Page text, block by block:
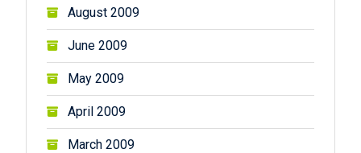
August 2009
June 2009
May 2009
April 2009
March 2009